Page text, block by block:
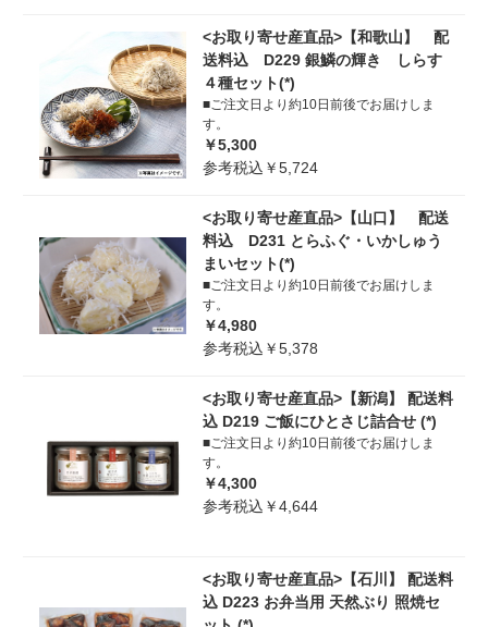
<お取り寄せ産直品>【和歌山】 配
送料込 D229 銀鱗の輝き しらす
４種セット(*)
■ご注文日より約10日前後でお届けしま
す。
￥5,300
参考税込￥5,724
<お取り寄せ産直品>【山口】 配送
料込 D231 とらふぐ・いかしゅう
まいセット(*)
■ご注文日より約10日前後でお届けしま
す。
￥4,980
参考税込￥5,378
<お取り寄せ産直品>【新潟】 配送料
込 D219 ご飯にひとさじ詰合せ (*)
■ご注文日より約10日前後でお届けしま
す。
￥4,300
参考税込￥4,644
<お取り寄せ産直品>【石川】 配送料
込 D223 お弁当用 天然ぶり 照焼セ